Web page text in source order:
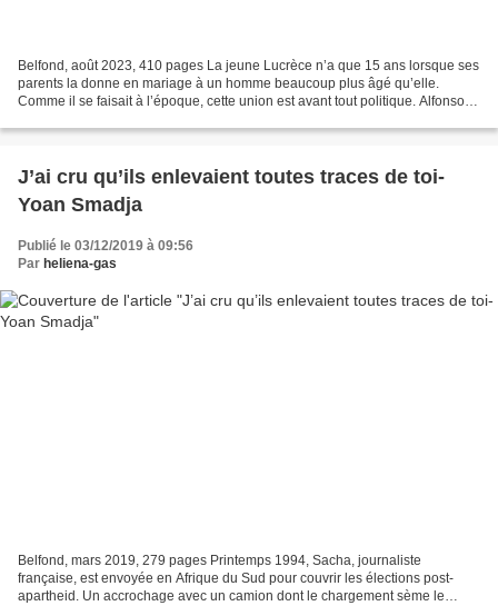
Belfond, août 2023, 410 pages La jeune Lucrèce n’a que 15 ans lorsque ses
parents la donne en mariage à un homme beaucoup plus âgé qu’elle.
Comme il se faisait à l’époque, cette union est avant tout politique. Alfonso
J’ai cru qu’ils enlevaient toutes traces de toi-
Yoan Smadja
Publié le 03/12/2019 à 09:56
Par heliena-gas
Belfond, mars 2019, 279 pages Printemps 1994, Sacha, journaliste
française, est envoyée en Afrique du Sud pour couvrir les élections post-
apartheid. Un accrochage avec un camion dont le chargement sème le